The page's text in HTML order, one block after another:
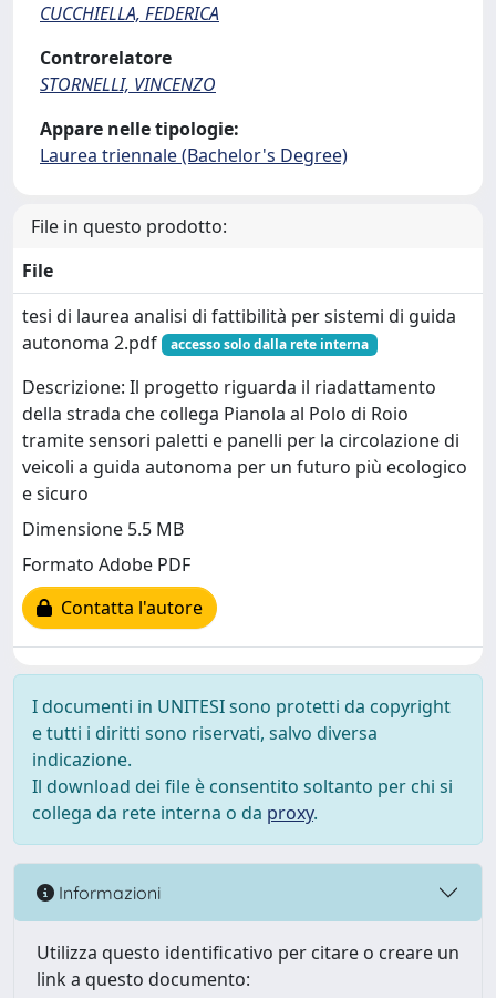
CUCCHIELLA, FEDERICA
Controrelatore
STORNELLI, VINCENZO
Appare nelle tipologie:
Laurea triennale (Bachelor's Degree)
File in questo prodotto:
File
tesi di laurea analisi di fattibilità per sistemi di guida
autonoma 2.pdf
accesso solo dalla rete interna
Descrizione: Il progetto riguarda il riadattamento
della strada che collega Pianola al Polo di Roio
tramite sensori paletti e panelli per la circolazione di
veicoli a guida autonoma per un futuro più ecologico
e sicuro
Dimensione 5.5 MB
Formato Adobe PDF
Contatta l'autore
I documenti in UNITESI sono protetti da copyright
e tutti i diritti sono riservati, salvo diversa
indicazione.
Il download dei file è consentito soltanto per chi si
collega da rete interna o da proxy.
Informazioni
Utilizza questo identificativo per citare o creare un
link a questo documento: